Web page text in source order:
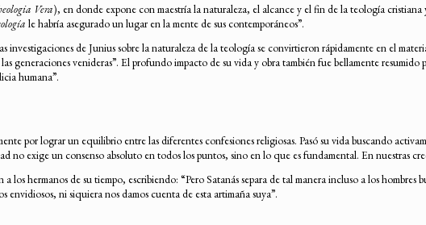
Vera), en donde expone con maestría la naturaleza, el alcance y el fin de la teología
le habría asegurado un lugar en la mente de sus contemporáneos”.
de Junius sobre la naturaleza de la teología se convirtieron rápidamente en el
generaciones venideras”. El profundo impacto de su vida y obra también fue bellamente
humana”.
por lograr un equilibrio entre las diferentes confesiones religiosas. Pasó su vida buscando
exige un consenso absoluto en todos los puntos, sino en lo que es fundamental. En nuestras
hermanos de su tiempo, escribiendo: “Pero Satanás separa de tal manera incluso a los
ni siquiera nos damos cuenta de esta artimaña suya”.